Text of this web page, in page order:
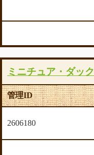
ミニチュア・ダッ
管理ID
2606180